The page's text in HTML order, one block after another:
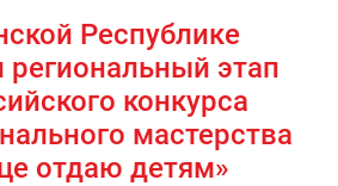
Республике
региональный этап
конкурса
мастерства
отдаю детям»